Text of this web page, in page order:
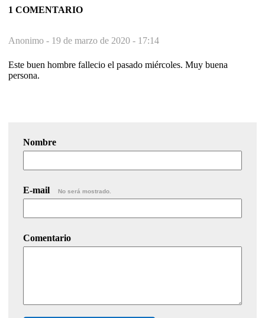
1 COMENTARIO
Anonimo - 19 de marzo de 2020 - 17:14
Este buen hombre fallecio el pasado miércoles. Muy buena
persona.
Nombre
E-mail No será mostrado.
Comentario